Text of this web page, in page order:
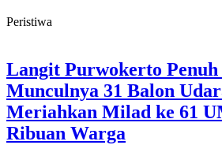
Peristiwa
Langit Purwokerto Penuh
Munculnya 31 Balon
Meriahkan Milad ke 61
Ribuan Warga